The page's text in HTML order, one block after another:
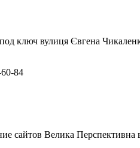
под ключ вулиця Євгена
84
сайтов Велика Перспективна